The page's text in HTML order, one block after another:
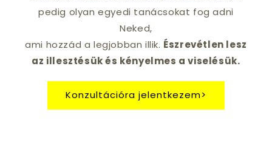
pedig olyan egyedi tanácsokat fog adni
Neked,
ami hozzád a legjobban illik. Észrevétlen lesz
az illesztésük és kényelmes a viselésük.
Konzultációra jelentkezem>